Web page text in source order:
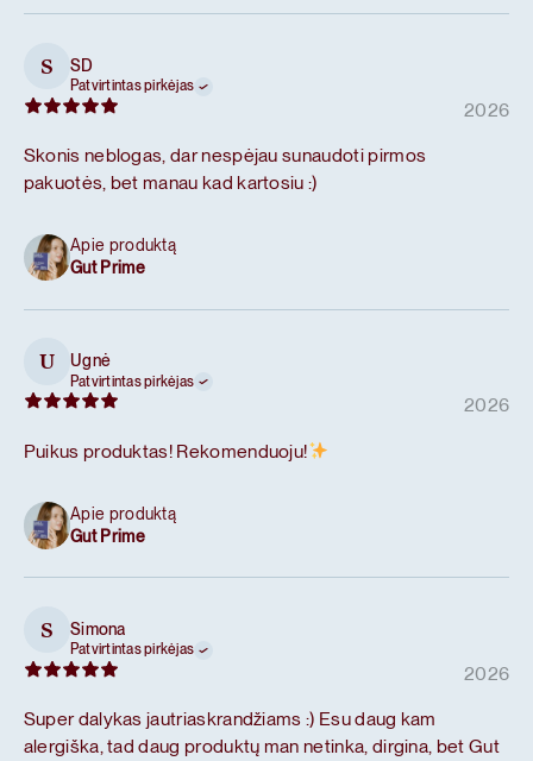
S SD
Patvirtintas pirkėjas
2026
Skonis neblogas, dar nespėjau sunaudoti pirmos
pakuotės, bet manau kad kartosiu :)
Apie produktą
Gut Prime
U Ugnė
Patvirtintas pirkėjas
2026
Puikus produktas! Rekomenduoju!
Apie produktą
Gut Prime
S Simona
Patvirtintas pirkėjas
2026
Super dalykas jautriaskrandžiams :) Esu daug kam
alergiška, tad daug produktų man netinka, dirgina, bet Gut